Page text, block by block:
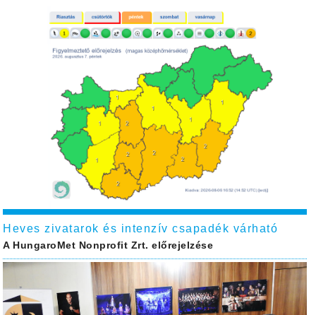
Heves zivatarok és intenzív csapadék várható
A HungaroMet Nonprofit Zrt. előrejelzése